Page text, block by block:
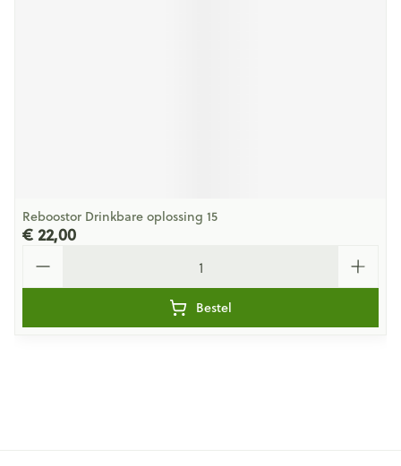
Reboostor Drinkbare oplossing 15
€ 22,00
Bestel